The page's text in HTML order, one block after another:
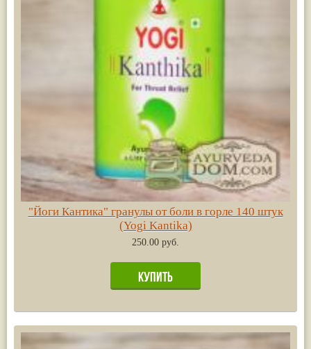
"Йоги Кантика" гранулы от боли в горле 140 штук
(Yogi Kantika)
250.00 руб.